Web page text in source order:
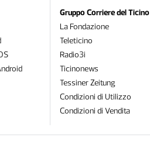
Gruppo Corriere del Ticino
La Fondazione
Teleticino
Radio3i
Ticinonews
Tessiner Zeitung
Condizioni di Utilizzo
Condizioni di Vendita